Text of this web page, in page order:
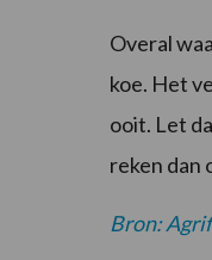
Overal
koe. Het
ooit. Let
reken dan
Bron: